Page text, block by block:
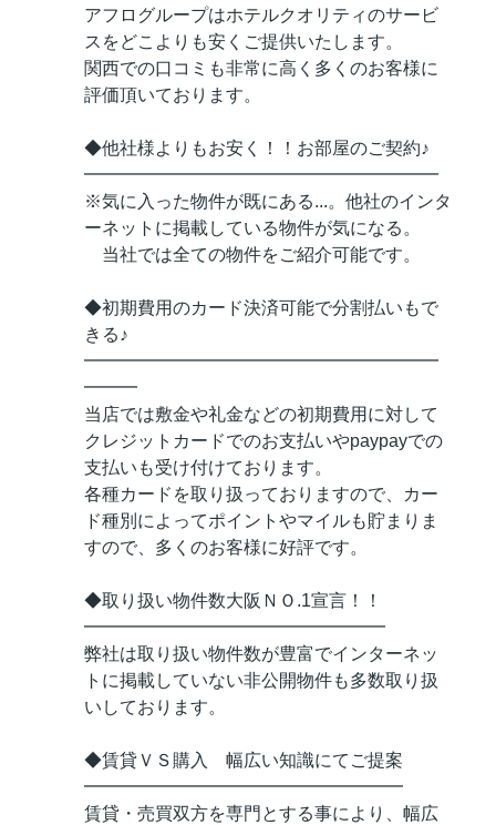
アフログループはホテルクオリティのサービ
スをどこよりも安くご提供いたします。
関西での口コミも非常に高く多くのお客様に
評価頂いております。
◆他社様よりもお安く！！お部屋のご契約♪
━━━━━━━━━━━━━━━━━━━━
※気に入った物件が既にある...。他社のインタ
ーネットに掲載している物件が気になる。
当社では全ての物件をご紹介可能です。
◆初期費用のカード決済可能で分割払いもで
きる♪
━━━━━━━━━━━━━━━━━━━━
━━━
当店では敷金や礼金などの初期費用に対して
クレジットカードでのお支払いやpaypayでの
支払いも受け付けております。
各種カードを取り扱っておりますので、カー
ド種別によってポイントやマイルも貯まりま
すので、多くのお客様に好評です。
◆取り扱い物件数大阪ＮＯ.1宣言！！
━━━━━━━━━━━━━━━━━
弊社は取り扱い物件数が豊富でインターネッ
トに掲載していない非公開物件も多数取り扱
いしております。
◆賃貸ＶＳ購入 幅広い知識にてご提案
━━━━━━━━━━━━━━━━━━
賃貸・売買双方を専門とする事により、幅広